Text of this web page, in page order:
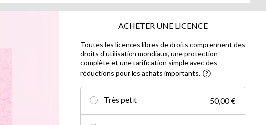
Images
Images créatives
ACHETER UNE LICENCE
Toutes les licences libres de droits comprennent des
droits d'utilisation mondiaux, une protection
complète et une tarification simple avec des
réductions pour les achats importants.
Très petit 50,00 €